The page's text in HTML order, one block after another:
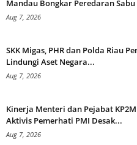
Mandau Bongkar Peredaran Sabu
Aug 7, 2026
SKK Migas, PHR dan Polda Riau
Lindungi Aset Negara...
Aug 7, 2026
Kinerja Menteri dan Pejabat
Aktivis Pemerhati PMI Desak...
Aug 7, 2026